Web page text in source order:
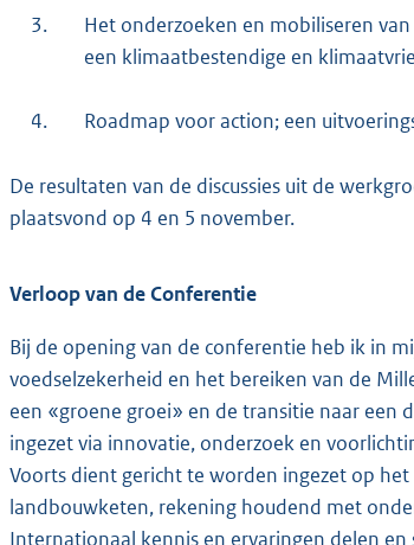
3.
Het onderzoeken en mobiliseren
een klimaatbestendige en
4. Roadmap voor action; een
De resultaten van de discussies uit de
plaatsvond op 4 en 5 november.
Verloop van de Conferentie
Bij de opening van de conferentie heb ik in
voedselzekerheid en het bereiken van de
een «groene groei» en de transitie naar een
ingezet via innovatie, onderzoek en
Voorts dient gericht te worden ingezet op
landbouwketen, rekening houdend met
Internationaal kennis en ervaringen delen en